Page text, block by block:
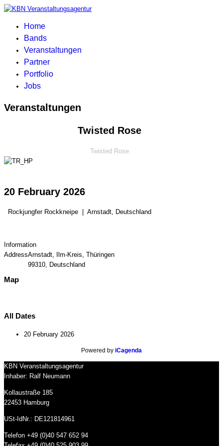
Home
Bands
Veranstaltungen
Partner
Portfolio
Jobs
Veranstaltungen
Twisted Rose
Twisted Rose
20 February 2026
Rockjungfer Rockkneipe Arnstadt, Deutschland
Information
AddressArnstadt, Ilm-Kreis, Thüringen
99310, Deutschland
Map
All Dates
20 February 2026
Powered by iCagenda
KBN Veranstaltungsagentur
Inhaber: Ralf Neumann
Kollaustraße 185
22453 Hamburg
USt-IdNr.: DE121814961
Telefon +49 (0)40 547 652 94